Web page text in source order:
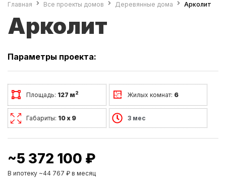
Главная Все проекты домов Деревянные дома Арколит
Арколит
Параметры проекта:
Площадь: 127 м2 Жилых комнат: 6
Габариты: 10 х 9 3 мес
~5 372 100 ₽
В ипотеку ~44 767 ₽ в месяц